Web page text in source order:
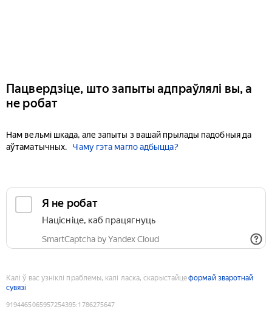
Пацвердзіце, што запыты адпраўлялі вы, а
не робат
Нам вельмі шкада, але запыты з вашай прылады падобныя да
аўтаматычных.
Чаму гэта магло адбыцца?
Я не робат
Націсніце, каб працягнуць
SmartCaptcha by Yandex Cloud
Калі ў вас узніклі праблемы, калі ласка, скарыстайцеформай зваротнай
сувязі
9194465065957254395:1786275647